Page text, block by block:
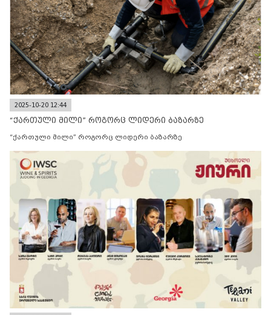
2025-10-20 12:44
“ქართული მილი” როგორც ლიდერი ბაზარზე
“ქართული მილი” როგორც ლიდერი ბაზარზე